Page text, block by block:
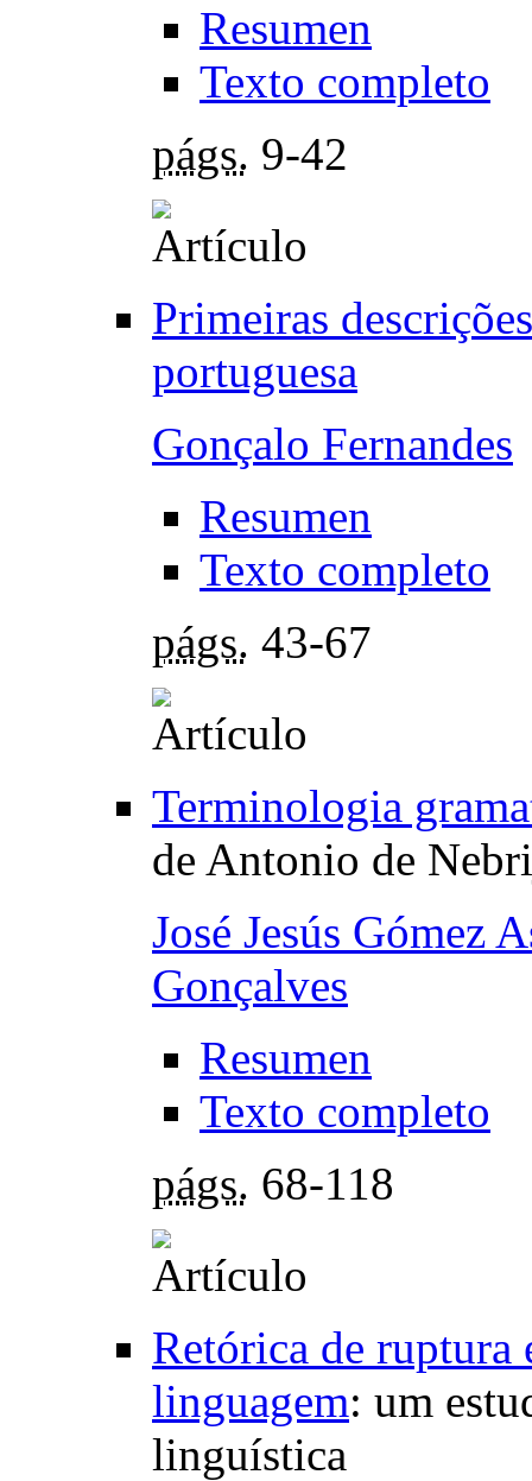
Resumen
Texto completo
págs. 9-42
Primeiras
portuguesa
Gonçalo Fernandes
Resumen
Texto completo
págs. 43-67
Terminologia
de Antonio de
José Jesús Gómez
Gonçalves
Resumen
Texto completo
págs. 68-118
Retórica de ruptura
linguagem: um
linguística